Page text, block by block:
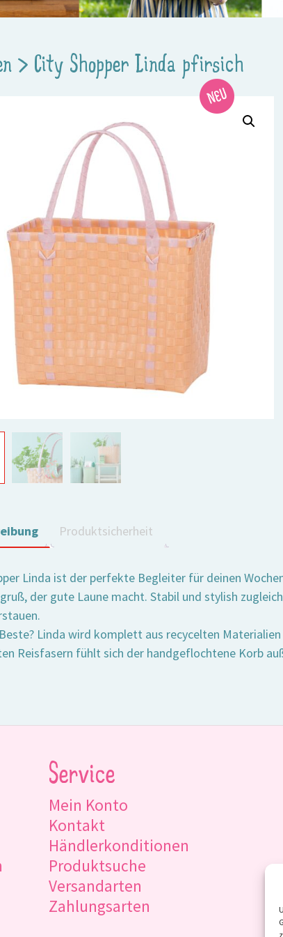
> City Shopper Linda pfirsich
Produktsicherheit
Linda ist der perfekte Begleiter für deinen
der gute Laune macht. Stabil und stylish
Linda wird komplett aus recycelten
Reisfasern fühlt sich der handgeflochtene Korb
Service
Mein Konto
Kontakt
Händlerkonditionen
Produktsuche
Versandarten
Zahlungsarten